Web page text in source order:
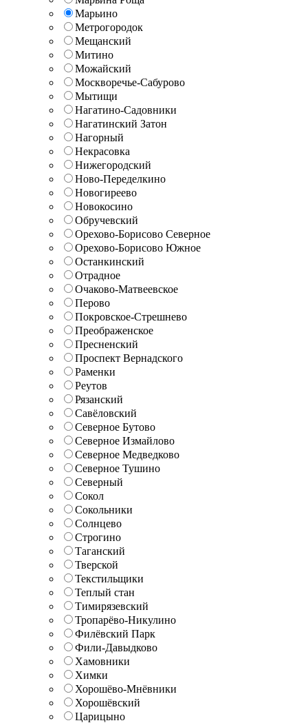
Марьино
Метрогородок
Мещанский
Митино
Можайский
Москворечье-Сабурово
Мытищи
Нагатино-Садовники
Нагатинский Затон
Нагорный
Некрасовка
Нижегородский
Ново-Переделкино
Новогиреево
Новокосино
Обручевский
Орехово-Борисово Северное
Орехово-Борисово Южное
Останкинский
Отрадное
Очаково-Матвеевское
Перово
Покровское-Стрешнево
Преображенское
Пресненский
Проспект Вернадского
Раменки
Реутов
Рязанский
Савёловский
Северное Бутово
Северное Измайлово
Северное Медведково
Северное Тушино
Северный
Сокол
Сокольники
Солнцево
Строгино
Таганский
Тверской
Текстильщики
Теплый стан
Тимирязевский
Тропарёво-Никулино
Филёвский Парк
Фили-Давыдково
Хамовники
Химки
Хорошёво-Мнёвники
Хорошёвский
Царицыно